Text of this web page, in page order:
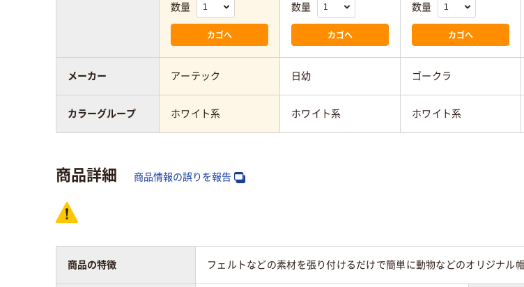
数量
カゴへ
数量
カゴへ
数量
カゴへ
アーテック 日幼 ゴークラ
ホワイト系 ホワイト系 ホワイト系
メーカー
カラーグループ
商品詳細 商品情報の誤りを報告
商品の特徴 フェルトなどの素材を張り付けるだけで簡単に動物などのオリジナル